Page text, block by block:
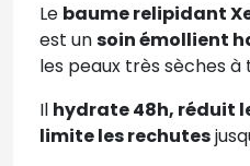
Le baume relipidant
est unsoin émollient
les peaux très sèches
Il hydrate 48h, réduit
limite les rechutes